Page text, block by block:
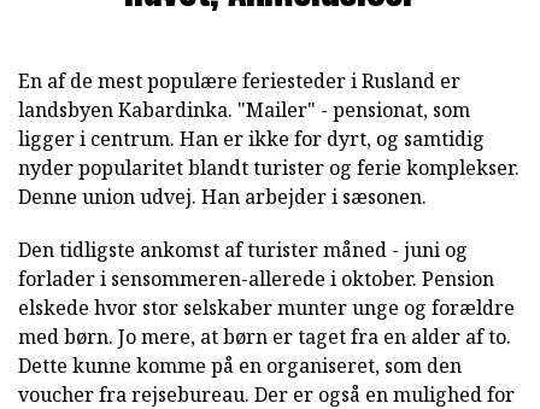
En af de mest populære feriesteder i Rusland er
landsbyen Kabardinka. "Mailer" - pensionat, som
ligger i centrum. Han er ikke for dyrt, og samtidig
nyder popularitet blandt turister og ferie komplekser.
Denne union udvej. Han arbejder i sæsonen.
Den tidligste ankomst af turister måned - juni og
forlader i sensommeren-allerede i oktober. Pension
elskede hvor stor selskaber munter unge og forældre
med børn. Jo mere, at børn er taget fra en alder af to.
Dette kunne komme på en organiseret, som den
voucher fra rejsebureau. Der er også en mulighed for